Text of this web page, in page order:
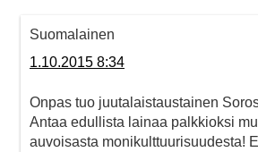
Suomalainen
1.10.2015 8:34
Onpas tuo juutalaistaustainen
Antaa edullista lainaa palkkioksi
auvoisasta monikulttuurisuudesta!